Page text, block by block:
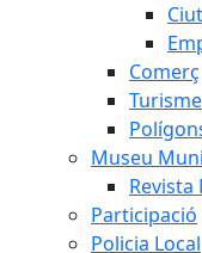
Comerç
Turisme
Museu
Participació
Policia Local